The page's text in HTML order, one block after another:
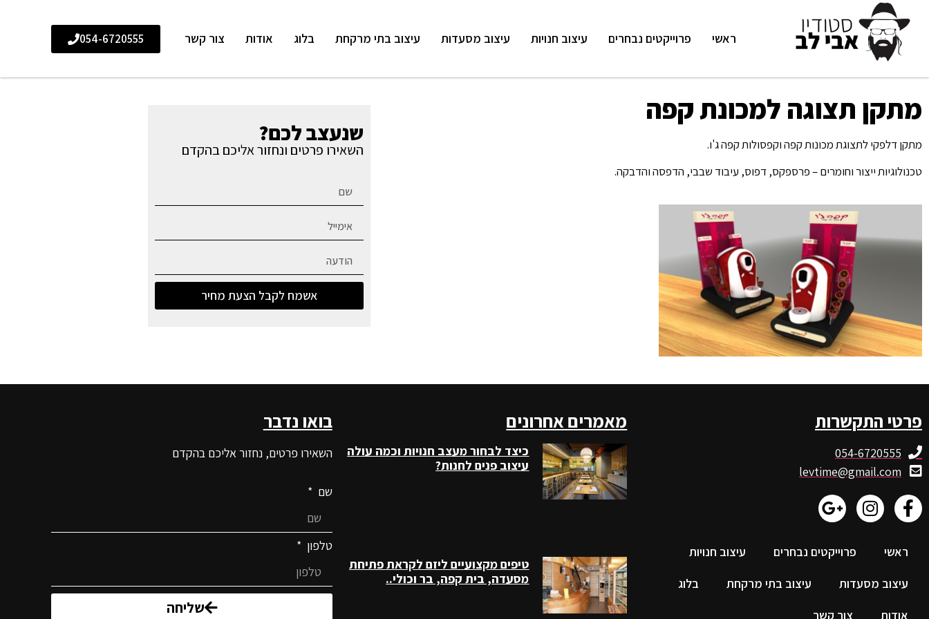
ראשי פרוייקטים נבחרים עיצוב חנויות עיצוב מסעדות עיצוב בתי מרקחת בלוג אודות צור קשר 054-6720555
מתקן תצוגה למכונת קפה
מתקן דלפקי לתצוגת מכונות קפה וקפסולות קפה ג'ו.
טכנולוגיות ייצור וחומרים – פרספקס, דפוס, עיבוד שבבי, הדפסה והדבקה.
שנעצב לכם?
השאירו פרטים ונחזור אליכם בהקדם
אשמח לקבל הצעת מחיר
פרטי התקשרות
054-6720555
levtime@gmail.com
ראשי פרוייקטים נבחרים
עיצוב חנויות
עיצוב מסעדות
עיצוב בתי מרקחת
בלוג
אודות
צור קשר
מאמרים אחרונים
כיצד לבחור מעצב חנויות וכמה עולה
עיצוב פנים לחנות?
טיפים מקצועיים ליזם לקראת פתיחת
מסעדה, בית קפה, בר וכולי..
בואו נדבר
השאירו פרטים, נחזור אליכם בהקדם
שם
טלפון
שליחה